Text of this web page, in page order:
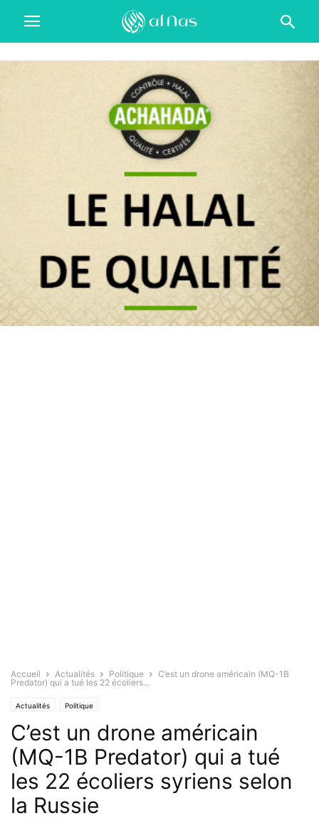
Accueil Actualités Politique
C’est un drone américain (MQ-1B
Predator) qui a tué les 22 écoliers...
Actualités Politique
C’est un drone américain
(MQ-1B Predator) qui a tué
les 22 écoliers syriens selon
la Russie